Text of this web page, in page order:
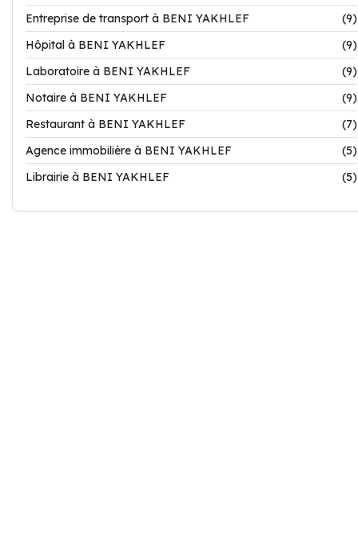
Entreprise de transport à BENI YAKHLEF
(9)
Hôpital à BENI YAKHLEF
(9)
Laboratoire à BENI YAKHLEF
(9)
Notaire à BENI YAKHLEF
(9)
Restaurant à BENI YAKHLEF
(7)
Agence immobilière à BENI YAKHLEF
(5)
Librairie à BENI YAKHLEF
(5)